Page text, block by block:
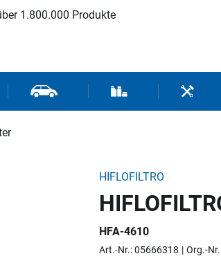
1.800.000 Produkte
und Rollerteile
Fahrzeugteile und ZubehörVerbrauchsmaterial /
HIFLOFILTRO
HFA-4610
Art.-Nr.: 05666318 Org.-